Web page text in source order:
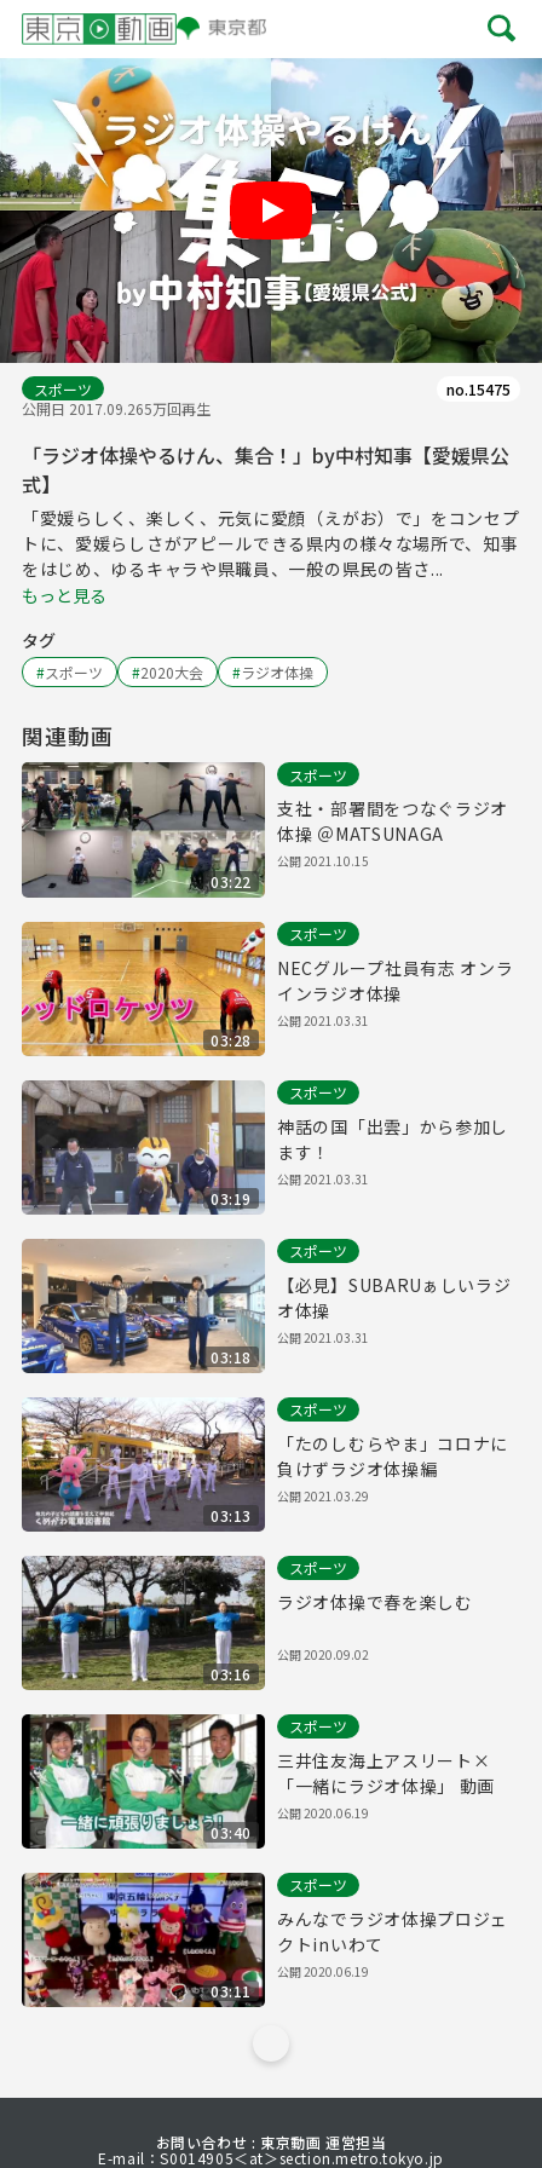
Play
スポーツ
公開日 2017.09.265万回再生
no.15475
「ラジオ体操やるけん、集合！」by中村知事【愛媛県公
式】
「愛媛らしく、楽しく、元気に愛顔（えがお）で」をコンセプ
トに、愛媛らしさがアピールできる県内の様々な場所で、知事
をはじめ、ゆるキャラや県職員、一般の県民の皆さ...
もっと見る
タグ
#スポーツ #2020大会 #ラジオ体操
関連動画
03:22
スポーツ
支社・部署間をつなぐラジオ
体操 ＠MATSUNAGA
公開2021.10.15
03:28
スポーツ
NECグループ社員有志 オンラ
インラジオ体操
公開2021.03.31
03:19
スポーツ
神話の国「出雲」から参加し
ます！
公開2021.03.31
03:18
スポーツ
【必見】SUBARUぁしいラジ
オ体操
公開2021.03.31
03:13
スポーツ
「たのしむらやま」コロナに
負けずラジオ体操編
公開2021.03.29
03:16
スポーツ
ラジオ体操で春を楽しむ
公開2020.09.02
03:40
スポーツ
三井住友海上アスリート×
「一緒にラジオ体操」 動画
公開2020.06.19
03:11
スポーツ
みんなでラジオ体操プロジェ
クトinいわて
公開2020.06.19
お問い合わせ : 東京動画 運営担当
E-mail：S0014905＜at＞section.metro.tokyo.jp